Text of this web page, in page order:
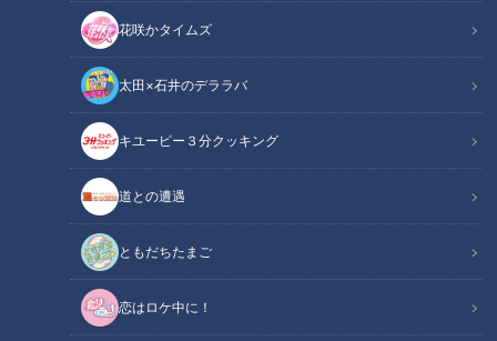
花咲かタイムズ
太田×石井のデララバ
キユーピー３分クッキング
道との遭遇
ともだちたまご
恋はロケ中に！
「豊洲市場での店舗」提供：有限会社 伊藤ウロコ
この記事の画像 （全6枚）